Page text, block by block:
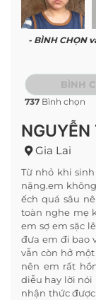
- BÌNH CHỌN
BÌNH
737 Bình chọn
Gia Lai
Từ nhỏ khi
nặng.em
ếch quá sâu
toàn nghe mẹ
em sợ em sặc
đưa em đi bao
vẫn còn hở
nên em rất
diễu hay lời nói
nhận thức